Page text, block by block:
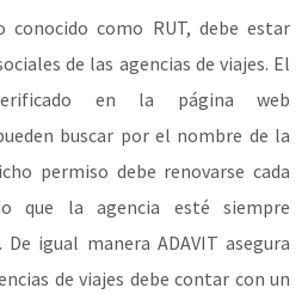
conocido como RUT, debe estar
de las agencias de viajes. El
en la página web
buscar por el nombre de la
permiso debe renovarse cada
que la agencia esté siempre
igual manera ADAVIT asegura
de viajes debe contar con un